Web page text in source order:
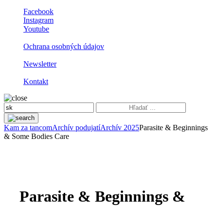
Facebook
Instagram
Youtube
Ochrana osobných údajov
Newsletter
Kontakt
Kam za tancomArchív podujatíArchív 2025Parasite & Beginnings
& Some Bodies Care
Parasite & Beginnings &